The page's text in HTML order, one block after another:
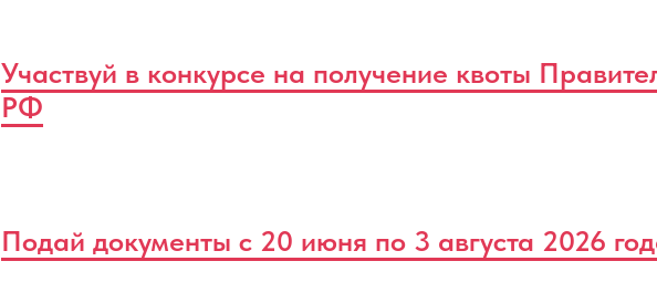
Участвуй в конкурсе на получение квоты
РФ
Подай документы с 20 июня по 3 августа 2026